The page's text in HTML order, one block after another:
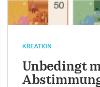
KREATION
Unbedingt